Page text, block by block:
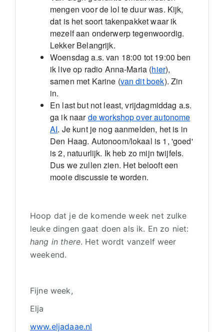
mengen voor de lol te duur was. Kijk,
dat is het soort takenpakket waar ik
mezelf aan onderwerp tegenwoordig.
Lekker Belangrijk.
Woensdag a.s. van 18:00 tot 19:00 ben
ik live op radio Anna-Maria (hier),
samen met Karine (van dit boek). Zin
in.
En last but not least, vrijdagmiddag a.s.
ga ik naarde workshop over autonome
AI. Je kunt je nog aanmelden, het is in
Den Haag. Autonoom/lokaal is 1, 'goed'
is 2, natuurlijk. Ik heb zo mijn twijfels.
Dus we zullen zien. Het belooft een
mooie discussie te worden.
Hoop dat je de komende week net zulke
leuke dingen gaat doen als ik. En zo niet:
hang in there. Het wordt vanzelf weer
weekend.
Fijne week,
Elja
www.eljadaae.nl